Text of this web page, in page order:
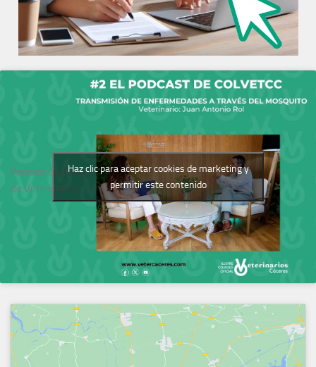
Podcast del Colegio
de Veterinarios
Haz clic para aceptar cookies de marketing y
permitir este contenido